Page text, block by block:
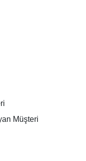
Müşteri